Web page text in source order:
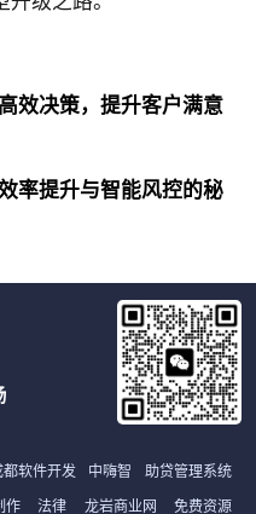
效决策，提升客户满意
率提升与智能风控的秘
都软件开发 中嗨智 助贷管理系统
作 法律 龙岩商业网 免费资源